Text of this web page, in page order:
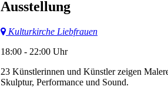
Ausstellung
Kulturkirche Liebfrauen
18:00 - 22:00 Uhr
23 Künstlerinnen und Künstler zeigen
Skulptur, Performance und Sound.